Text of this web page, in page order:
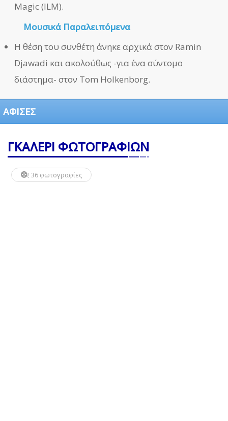
Magic (ILM).
Μουσικά Παραλειπόμενα
Η θέση του συνθέτη άνηκε αρχικά στον Ramin
Djawadi και ακολούθως -για ένα σύντομο
διάστημα- στον Tom Holkenborg.
ΑΦΙΣΕΣ
ΓΚΑΛΕΡΙ ΦΩΤΟΓΡΑΦΙΩΝ
36 φωτογραφίες